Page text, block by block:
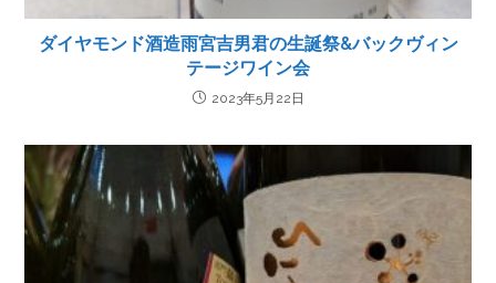
ダイヤモンド酒造雨宮吉男君の生誕祭&バックヴィン
テージワイン会
2023年5月22日